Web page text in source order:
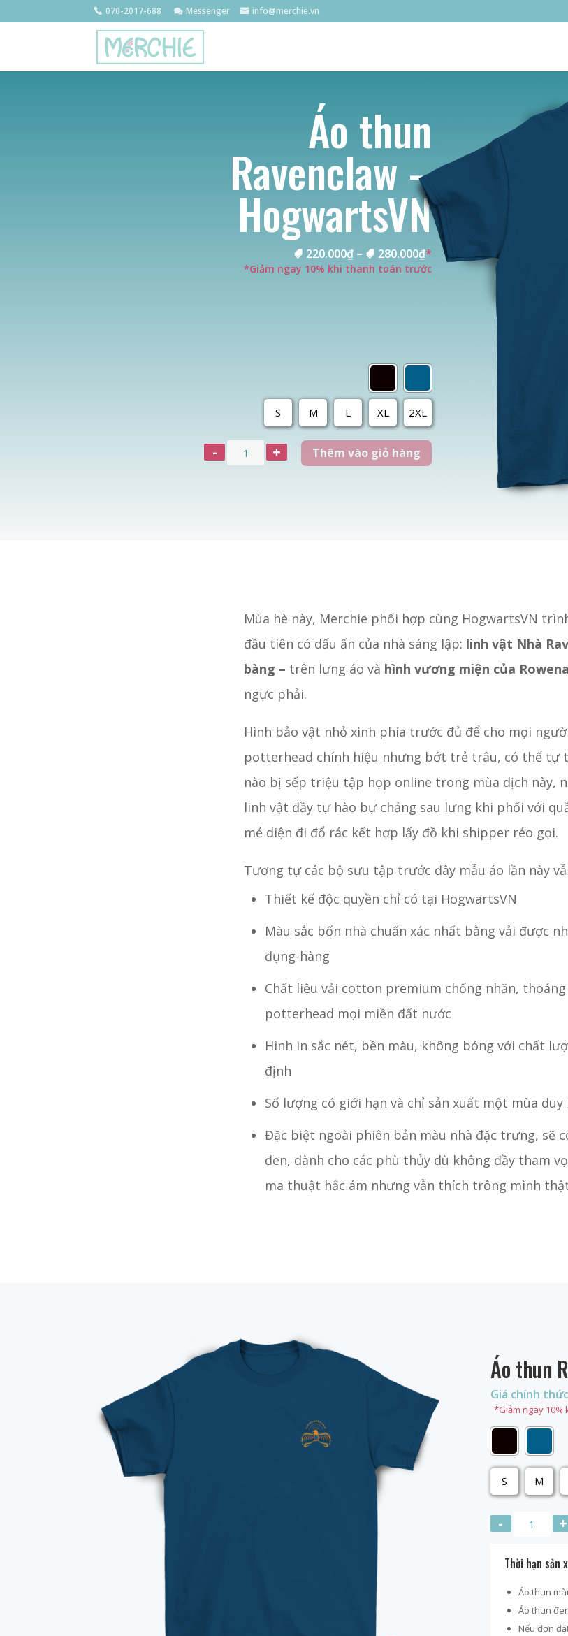
070-2017-688 Messenger info@merchie.vn
Áo thun
Ravenclaw –
HogwartsVN
220.000₫ – 280.000₫*
S M L XL 2XL
Thêm vào giỏ hàng
Mùa hè này, Merchie phối hợp cùng HogwartsVN
đầu tiên có dấu ấn của nhà sáng lập: linh vật Nhà
bàng – trên lưng áo và hình vương miện của
ngực phải.
Hình bảo vật nhỏ xinh phía trước đủ để cho mọi
potterhead chính hiệu nhưng bớt trẻ trâu, có thể tự
nào bị sếp triệu tập họp online trong mùa dịch này,
linh vật đầy tự hào bự chảng sau lưng khi phối với
mẻ diện đi đổ rác kết hợp lấy đồ khi shipper réo gọi.
Tương tự các bộ sưu tập trước đây mẫu áo lần này
Thiết kế độc quyền chỉ có tại HogwartsVN
Màu sắc bốn nhà chuẩn xác nhất bằng vải được
đụng-hàng
Chất liệu vải cotton premium chống nhăn,
potterhead mọi miền đất nước
Hình in sắc nét, bền màu, không bóng với chất
định
Số lượng có giới hạn và chỉ sản xuất một mùa duy
Đặc biệt ngoài phiên bản màu nhà đặc trưng, sẽ
đen, dành cho các phù thủy dù không đầy tham
ma thuật hắc ám nhưng vẫn thích trông mình
Áo thun
Giá chính
*Giảm ngay
S M
Thời hạn sản
Áo thun
Áo thun
Nếu đơn